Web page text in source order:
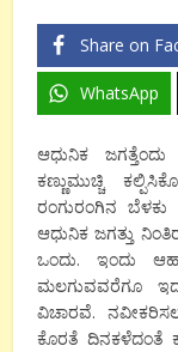
Share on
WhatsApp
ಆಧುನಿಕ ಜಗತ್ತೆಂದು
ಕಣ್ಣುಮುಚ್ಚಿ
ರಂಗುರಂಗಿನ
ಆಧುನಿಕ ಜಗತ್ತು
ಒಂದು. ಇಂದು
ಮಲಗುವವರೆಗೂ
ವಿಚಾರವೆ.
ಕೊರತೆ ದಿನಕಳೆದಂತೆ